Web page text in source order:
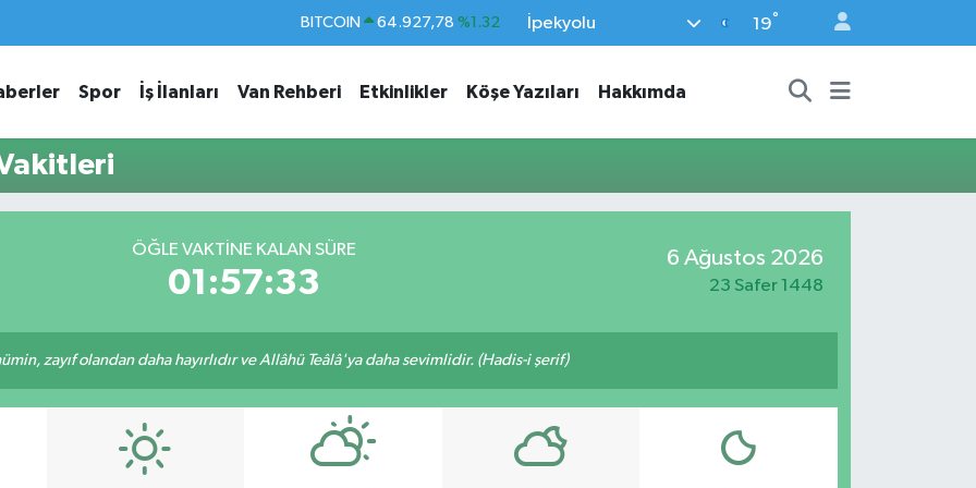
BITCOIN 64.927,78 %1.32
EURO 55,0398 %-0.02
STERLİN 64,1581 %0.16
İpekyolu 19°
Spor İş İlanları Van Rehberi Etkinlikler Köşe Yazıları Hakkımda
ÖĞLE VAKTINE KALAN SÜRE
01:57:33
6 Ağustos 2026
23 Safer 1448
zayıf olandan daha hayırlıdır ve Allâhü Teâlâ'ya daha sevimlidir. (Hadis-i şerif)